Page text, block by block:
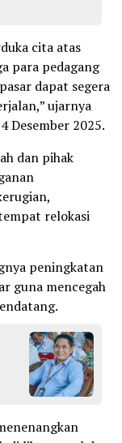
cita atas
para pedagang
dapat segera
ujarnya
Desember 2025.
dan pihak
relokasi
peningkatan
guna mencegah